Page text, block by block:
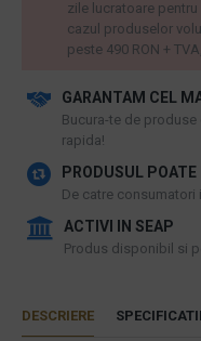
GARANTAM CEL
​Bucura-te de
rapida!
PRODUSUL
De catre consumatori
ACTIVI IN SEAP
Produs disponibil si
zile lucratoare
cazul produselor
peste 490 RON +
DESCRIERE SPECIFICATII